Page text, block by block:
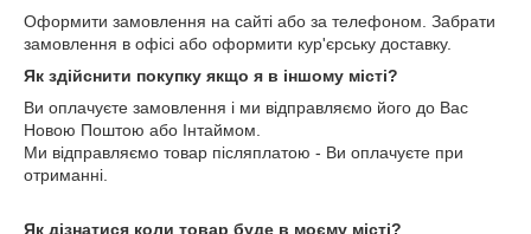
Оформити замовлення на сайті або за телефоном. Забрати
замовлення в офісі або оформити кур'єрську доставку.
Як здійснити покупку якщо я в іншому місті?
Ви оплачуєте замовлення і ми відправляємо його до Вас
Новою Поштою або Інтаймом.
Ми відправляємо товар післяплатою - Ви оплачуєте при
отриманні.
Як дізнатися коли товар буде в моєму місті?